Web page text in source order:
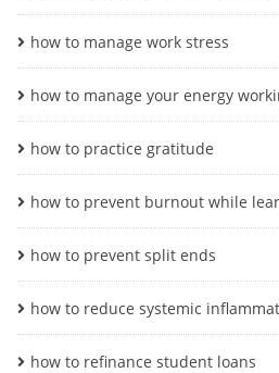
how to manage work stress
how to manage your energy
how to practice gratitude
how to prevent burnout while
how to prevent split ends
how to reduce systemic
how to refinance student loans